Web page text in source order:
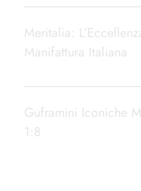
Meritalia:
Manifattura Italiana
Guframini Iconiche
1:8